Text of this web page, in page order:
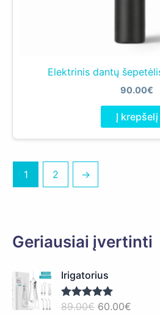
Elektrinis dantų
90.00€
Į krepšelį
1 2 →
Geriausiai įvertinti
Irigatorius
Įvertinimas:
89.00€ O
60.00€